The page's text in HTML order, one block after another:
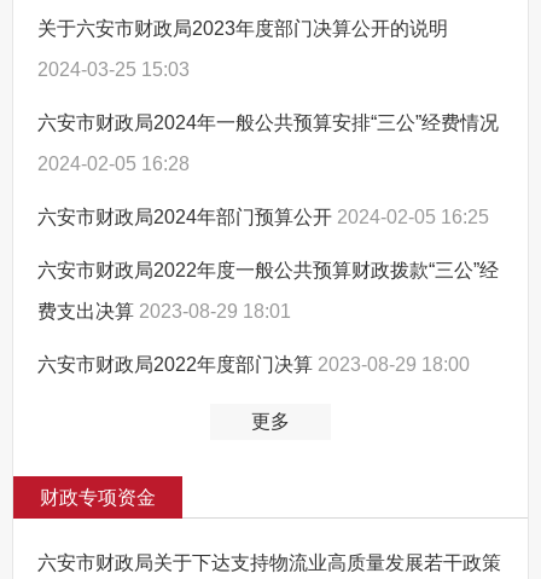
关于六安市财政局2023年度部门决算公开的说明
2024-03-25 15:03
六安市财政局2024年一般公共预算安排“三公”经费情况
2024-02-05 16:28
六安市财政局2024年部门预算公开 2024-02-05 16:25
六安市财政局2022年度一般公共预算财政拨款“三公”经
费支出决算 2023-08-29 18:01
六安市财政局2022年度部门决算 2023-08-29 18:00
更多
财政专项资金
六安市财政局关于下达支持物流业高质量发展若干政策